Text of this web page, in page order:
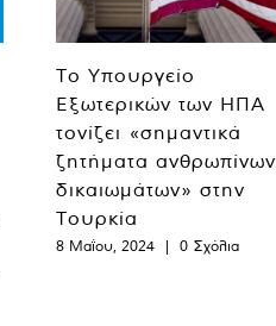
Το Υπουργείο
Εξωτερικών των ΗΠΑ
τονίζει «σημαντικά
ζητήματα ανθρωπίνων
δικαιωμάτων» στην
Τουρκία
8 Μαΐου, 2024 | 0 Σχόλια